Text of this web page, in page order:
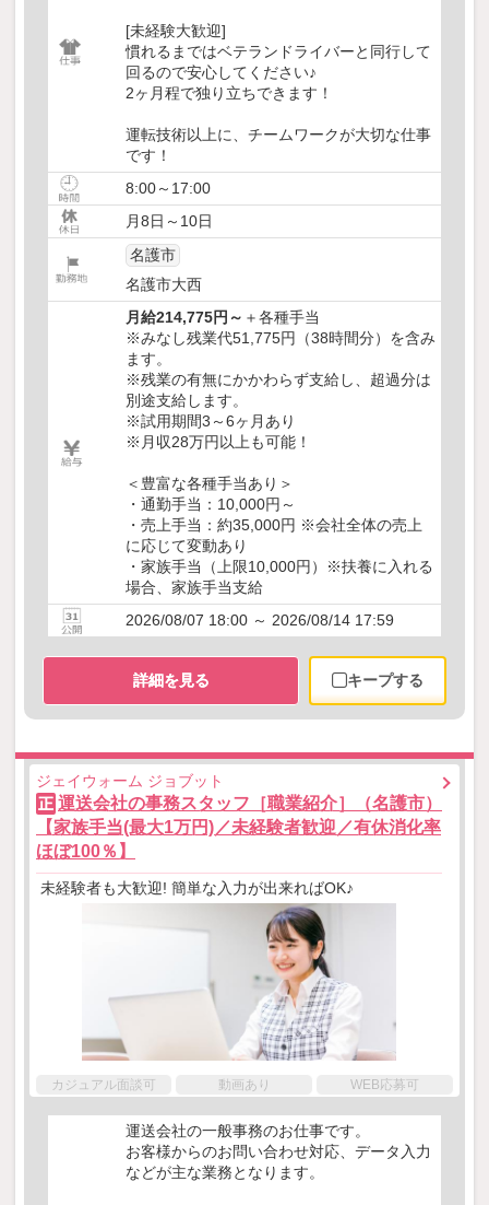
[未経験大歓迎]
慣れるまではベテランドライバーと同行して
回るので安心してください♪
2ヶ月程で独り立ちできます！
運転技術以上に、チームワークが大切な仕事
です！
8:00～17:00
月8日～10日
名護市
名護市大西
月給214,775円～ ＋各種手当
※みなし残業代51,775円（38時間分）を含み
ます。
※残業の有無にかかわらず支給し、超過分は
別途支給します。
※試用期間3～6ヶ月あり
※月収28万円以上も可能！
＜豊富な各種手当あり＞
・通勤手当：10,000円～
・売上手当：約35,000円 ※会社全体の売上
に応じて変動あり
・家族手当（上限10,000円）※扶養に入れる
場合、家族手当支給
2026/08/07 18:00 ～ 2026/08/14 17:59
詳細を見る キープする
ジェイウォーム ジョブット
正 運送会社の事務スタッフ［職業紹介］（名護市）
【家族手当(最大1万円)／未経験者歓迎／有休消化率
ほぼ100％】
未経験者も大歓迎! 簡単な入力が出来ればOK♪
カジュアル面談可 動画あり WEB応募可
運送会社の一般事務のお仕事です。
お客様からのお問い合わせ対応、データ入力
などが主な業務となります。